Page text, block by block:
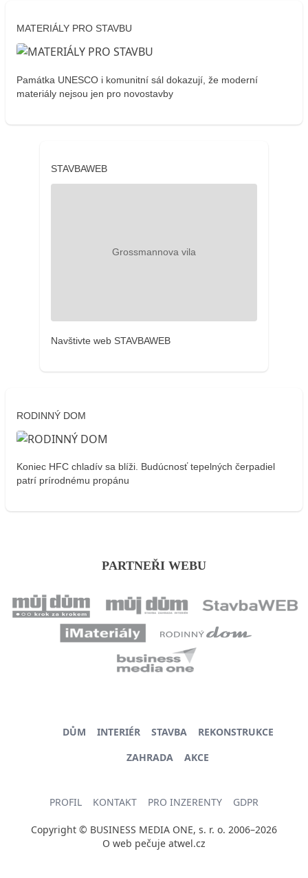
MATERIÁLY PRO STAVBU
Památka UNESCO i komunitní sál dokazují, že moderní
materiály nejsou jen pro novostavby
STAVBAWEB
Navštivte web STAVBAWEB
RODINNÝ DOM
Koniec HFC chladív sa blíži. Budúcnosť tepelných čerpadiel
patrí prírodnému propánu
PARTNEŘI WEBU
DŮM INTERIÉR STAVBA
REKONSTRUKCE
ZAHRADA
AKCE
PROFIL KONTAKT PRO INZERENTY GDPR
Copyright © BUSINESS MEDIA ONE, s. r. o. 2006–2026